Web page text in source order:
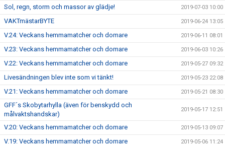
Sol, regn, storm och massor av glädje! 2019-07-03 10:00
VAKTmästarBYTE 2019-06-24 13:05
V.24: Veckans hemmamatcher och domare 2019-06-11 08:01
V.23: Veckans hemmamatcher och domare 2019-06-03 10:26
V.22: Veckans hemmamatcher och domare 2019-05-27 09:32
Livesändningen blev inte som vi tänkt! 2019-05-23 22:08
V.21: Veckans hemmamatcher och domare 2019-05-21 08:30
GFF´s Skobytarhylla (även för benskydd och
målvaktshandskar)
2019-05-17 12:51
V.20: Veckans hemmamatcher och domare 2019-05-13 09:07
V.19: Veckans hemmamatcher och domare 2019-05-06 11:24